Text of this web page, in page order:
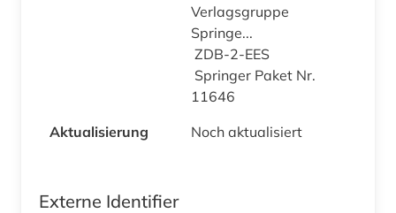
Verlagsgruppe
Springe...
ZDB-2-EES
Springer Paket Nr.
11646
Aktualisierung
Noch aktualisiert
Externe Identifier